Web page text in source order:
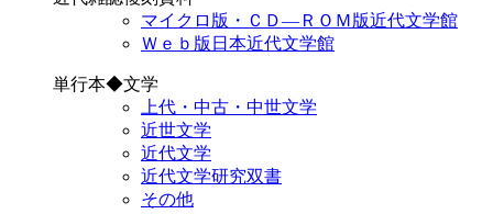
マイクロ版・ＣＤ―ＲＯＭ版近代文学館
Ｗｅｂ版日本近代文学館
単行本◆文学
上代・中古・中世文学
近世文学
近代文学
近代文学研究双書
その他